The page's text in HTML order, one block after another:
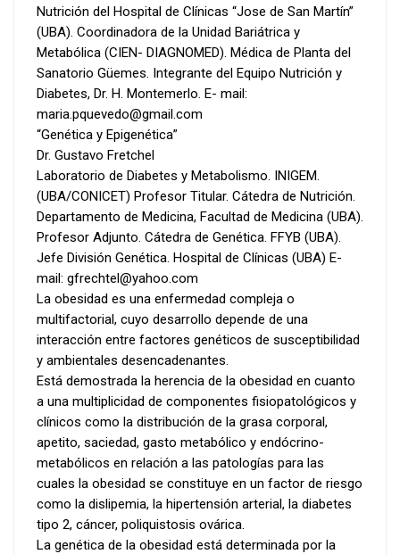
Nutrición del Hospital de Clínicas “Jose de San Martín”
(UBA). Coordinadora de la Unidad Bariátrica y
Metabólica (CIEN- DIAGNOMED). Médica de Planta del
Sanatorio Güemes. Integrante del Equipo Nutrición y
Diabetes, Dr. H. Montemerlo. E- mail:
maria.pquevedo@gmail.com
“Genética y Epigenética”
Dr. Gustavo Fretchel
Laboratorio de Diabetes y Metabolismo. INIGEM.
(UBA/CONICET) Profesor Titular. Cátedra de Nutrición.
Departamento de Medicina, Facultad de Medicina (UBA).
Profesor Adjunto. Cátedra de Genética. FFYB (UBA).
Jefe División Genética. Hospital de Clínicas (UBA) E-
mail: gfrechtel@yahoo.com
La obesidad es una enfermedad compleja o
multifactorial, cuyo desarrollo depende de una
interacción entre factores genéticos de susceptibilidad
y ambientales desencadenantes.
Está demostrada la herencia de la obesidad en cuanto
a una multiplicidad de componentes fisiopatológicos y
clínicos como la distribución de la grasa corporal,
apetito, saciedad, gasto metabólico y endócrino-
metabólicos en relación a las patologías para las
cuales la obesidad se constituye en un factor de riesgo
como la dislipemia, la hipertensión arterial, la diabetes
tipo 2, cáncer, poliquistosis ovárica.
La genética de la obesidad está determinada por la